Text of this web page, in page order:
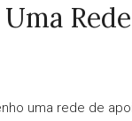
uma rede de